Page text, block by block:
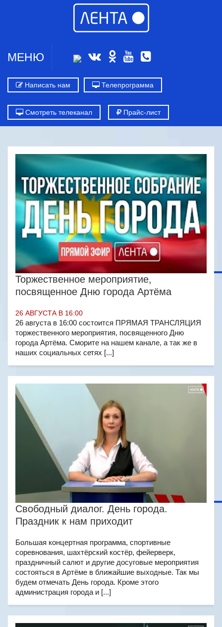
МЕНЮ
Написать нам Телепрограмма
Смотреть телеканал Прайс-лист
Торжественное мероприятие,
посвященное Дню города Артёма
26 АВГУСТА В 16:00
26 августа в 16:00 состоится ПРЯМАЯ ТРАНСЛЯЦИЯ
торжественного мероприятия, посвященного Дню
города Артёма. Сморите на нашем канале, а так же в
наших социальных сетях [...]
Свободный диалог. День города.
Праздник к нам приходит
Большая концертная программа, спортивные
соревнования, шахтёрский костёр, фейерверк,
праздничный салют и другие досуговые мероприятия
состояться в Артёме в ближайшие выходные. Так мы
будем отмечать День города. Кроме этого
администрация города и [...]